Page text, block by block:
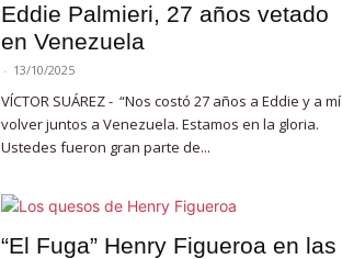
Eddie Palmieri, 27 años vetado
en Venezuela
- 13/10/2025
VÍCTOR SUÁREZ - “Nos costó 27 años a Eddie y a mí
volver juntos a Venezuela. Estamos en la gloria.
Ustedes fueron gran parte de...
“El Fuga” Henry Figueroa en las